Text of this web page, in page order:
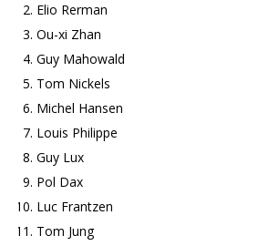
Elio Rerman
Ou-xi Zhan
Guy Mahowald
Tom Nickels
Michel Hansen
Louis Philippe
Guy Lux
Pol Dax
Luc Frantzen
Tom Jung